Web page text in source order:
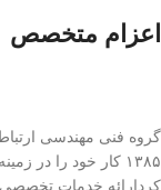
اعزام متخصص
گروه فنی مهندسی
۱۳۸۵ کار خود را
کردارائه خدمات تخصصی